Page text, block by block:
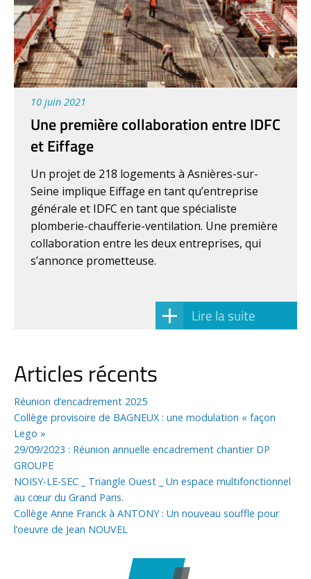
10 juin 2021
Une première collaboration entre IDFC
et Eiffage
Un projet de 218 logements à Asnières-sur-
Seine implique Eiffage en tant qu’entreprise
générale et IDFC en tant que spécialiste
plomberie-chaufferie-ventilation. Une première
collaboration entre les deux entreprises, qui
s’annonce prometteuse.
Lire la suite
Articles récents
Réunion d’encadrement 2025
Collège provisoire de BAGNEUX : une modulation « façon
Lego »
29/09/2023 : Réunion annuelle encadrement chantier DP
GROUPE
NOISY-LE-SEC _ Triangle Ouest _ Un espace multifonctionnel
au cœur du Grand Paris.
Collège Anne Franck à ANTONY : Un nouveau souffle pour
l’oeuvre de Jean NOUVEL